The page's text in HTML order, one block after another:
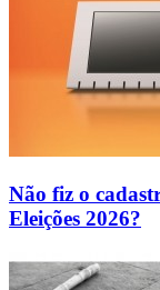
Não fiz o
Eleições 2026?